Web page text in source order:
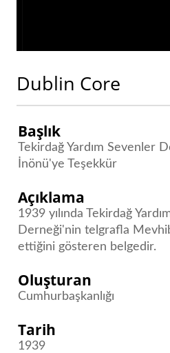
Dublin Core
Başlık
Tekirdağ Yardım Sevenler
İnönü'ye Teşekkür
Açıklama
1939 yılında Tekirdağ
Derneği'nin telgrafla
ettiğini gösteren belgedir.
Oluşturan
Cumhurbaşkanlığı
Tarih
1939